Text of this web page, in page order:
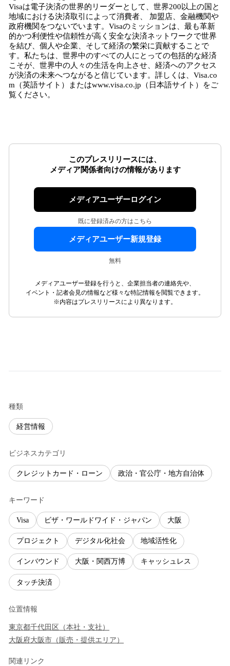
Visaは電子決済の世界的リーダーとして、世界200以上の国と
地域における決済取引によって消費者、 加盟店、金融機関や
政府機関をつないでいます。Visaのミッションは、最も革新
的かつ利便性や信頼性が高く安全な決済ネットワークで世界
を結び、個人や企業、そして経済の繁栄に貢献することで
す。私たちは、世界中のすべての人にとっての包括的な経済
こそが、世界中の人々の生活を向上させ、経済へのアクセス
が決済の未来へつながると信じています。詳しくは、Visa.co
m（英語サイト）またはwww.visa.co.jp（日本語サイト）をご
覧ください。
このプレスリリースには、
メディア関係者向けの情報があります
メディアユーザーログイン
既に登録済みの方はこちら
メディアユーザー新規登録
無料
メディアユーザー登録を行うと、企業担当者の連絡先や、
イベント・記者会見の情報など様々な特記情報を閲覧できます。
※内容はプレスリリースにより異なります。
種類
経営情報
ビジネスカテゴリ
クレジットカード・ローン 政治・官公庁・地方自治体
キーワード
Visa ビザ・ワールドワイド・ジャパン 大阪
プロジェクト デジタル化社会 地域活性化
インバウンド 大阪・関西万博 キャッシュレス
タッチ決済
位置情報
東京都千代田区 （本社・支社 ）
大阪府大阪市 （販売・提供エリア ）
関連リンク